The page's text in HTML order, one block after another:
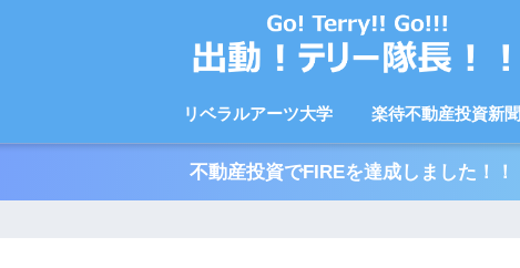
リベラルアーツ大学 楽待不動産投資新聞
不動産投資でFIREを達成しました！！